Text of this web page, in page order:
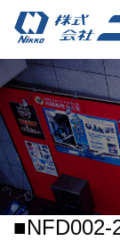
■NFD002-